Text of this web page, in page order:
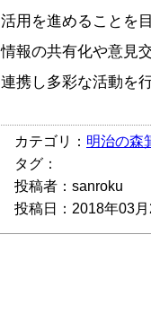
活用を進めることを
情報の共有化や意見
連携し多彩な活動を
カテゴリ： 明治の森
タグ：
投稿者：sanroku
投稿日：2018年03